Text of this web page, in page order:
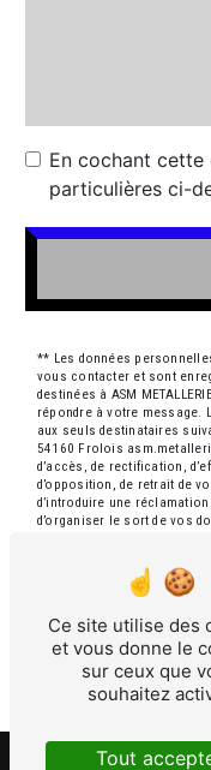
En cochant
particulières ci-
** Les données
vous contacter et sont
destinées à ASM
répondre à votre message.
aux seuls destinataires
54160 Frolois
d’accès, de rectification,
d’opposition, de retrait de
d’introduire une
d’organiser le sort de vos
droits par voie postale à
par courrier électronique
justificatif d'identité pourra
données pendant la
prescription légale aux
Vous avez le droit de
téléphonique, disponible à
cnil.fr pour plus
Ce site utilise des
et vous donne le
sur ceux que
souhaitez
Tout